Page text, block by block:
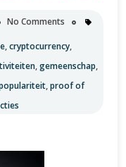
No Comments
,cryptocurrency,
,gemeenschap,
,proof of